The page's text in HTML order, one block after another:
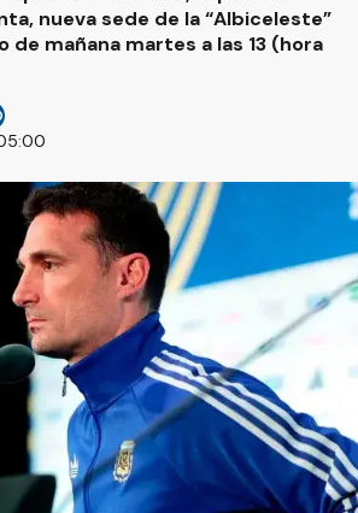
nueva sede de la “Albiceleste”
de mañana martes a las 13 (hora